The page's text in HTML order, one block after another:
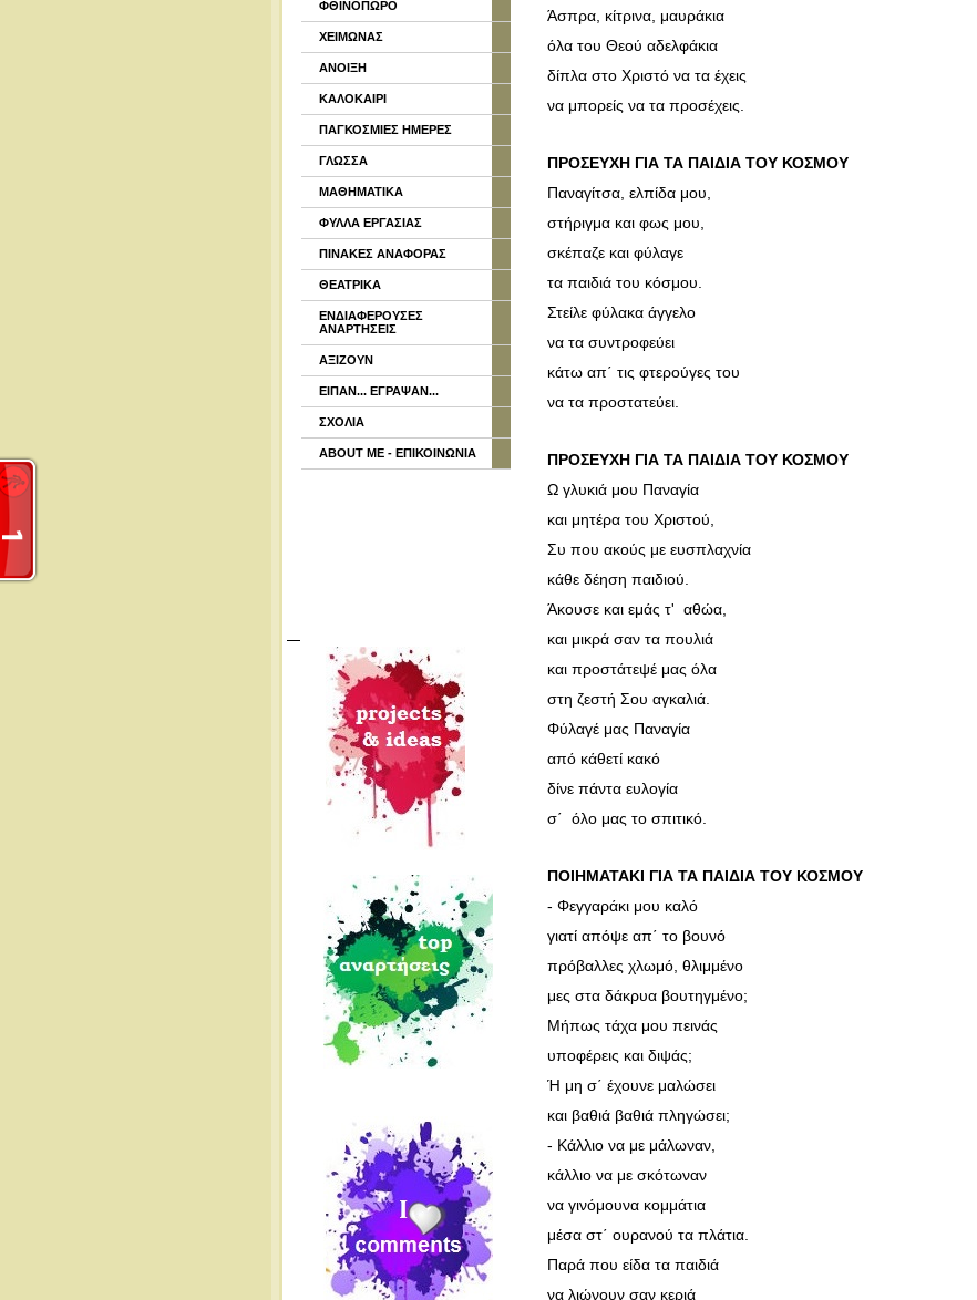
Άσπρα, κίτρινα, μαυράκια
όλα του Θεού αδελφάκια
δίπλα στο Χριστό να τα έχεις
να μπορείς να τα προσέχεις.
ΠΡΟΣΕΥΧΗ ΓΙΑ ΤΑ ΠΑΙΔΙΑ ΤΟΥ ΚΟΣΜΟΥ
Παναγίτσα, ελπίδα μου,
στήριγμα και φως μου,
σκέπαζε και φύλαγε
τα παιδιά του κόσμου.
Στείλε φύλακα άγγελο
να τα συντροφεύει
κάτω απ΄ τις φτερούγες του
να τα προστατεύει.
ΠΡΟΣΕΥΧΗ ΓΙΑ ΤΑ ΠΑΙΔΙΑ ΤΟΥ ΚΟΣΜΟΥ
Ω γλυκιά μου Παναγία
και μητέρα του Χριστού,
Συ που ακούς με ευσπλαχνία
κάθε δέηση παιδιού.
Άκουσε και εμάς τ' αθώα,
και μικρά σαν τα πουλιά
και προστάτεψέ μας όλα
στη ζεστή Σου αγκαλιά.
Φύλαγέ μας Παναγία
από κάθετί κακό
δίνε πάντα ευλογία
σ΄ όλο μας το σπιτικό.
ΠΟΙΗΜΑΤΑΚΙ ΓΙΑ ΤΑ ΠΑΙΔΙΑ ΤΟΥ ΚΟΣΜΟΥ
- Φεγγαράκι μου καλό
γιατί απόψε απ΄ το βουνό
πρόβαλλες χλωμό, θλιμμένο
μες στα δάκρυα βουτηγμένο;
Μήπως τάχα μου πεινάς
υποφέρεις και διψάς;
Ή μη σ΄ έχουνε μαλώσει
και βαθιά βαθιά πληγώσει;
- Κάλλιο να με μάλωναν,
κάλλιο να με σκότωναν
να γινόμουνα κομμάτια
μέσα στ΄ ουρανού τα πλάτια.
Παρά που είδα τα παιδιά
να λιώνουν σαν κεριά
ΦΘΙΝΟΠΩΡΟ
ΧΕΙΜΩΝΑΣ
ΑΝΟΙΞΗ
ΚΑΛΟΚΑΙΡΙ
ΠΑΓΚΟΣΜΙΕΣ ΗΜΕΡΕΣ
ΓΛΩΣΣΑ
ΜΑΘΗΜΑΤΙΚΑ
ΦΥΛΛΑ ΕΡΓΑΣΙΑΣ
ΠΙΝΑΚΕΣ ΑΝΑΦΟΡΑΣ
ΘΕΑΤΡΙΚΑ
ΕΝΔΙΑΦΕΡΟΥΣΕΣ
ΑΝΑΡΤΗΣΕΙΣ
ΑΞΙΖΟΥΝ
ΕΙΠΑΝ... ΕΓΡΑΨΑΝ...
ΣΧΟΛΙΑ
ABOUT ME - ΕΠΙΚΟΙΝΩΝΙΑ